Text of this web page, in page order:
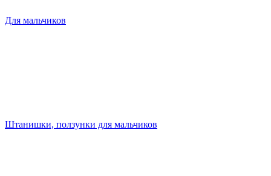
Для мальчиков
Штанишки, ползунки для мальчиков